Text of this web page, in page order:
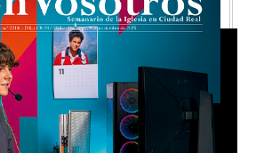
AVISO USO DE COOKIES
Este portal web únicamente utiliza cookies propias
con finalidad técnica, no recaba ni cede datos de
carácter personal de los usuarios sin su
conocimiento.
Sin embargo, contiene enlaces a sitios web de